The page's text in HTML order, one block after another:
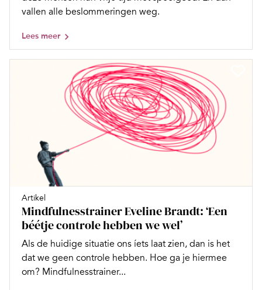
vallen alle beslommeringen weg.
Lees meer
Artikel
Mindfulnesstrainer Eveline Brandt: ‘Een
béétje controle hebben we wel’
Als de huidige situatie ons íets laat zien, dan is het
dat we geen controle hebben. Hoe ga je hiermee
om? Mindfulnesstrainer...